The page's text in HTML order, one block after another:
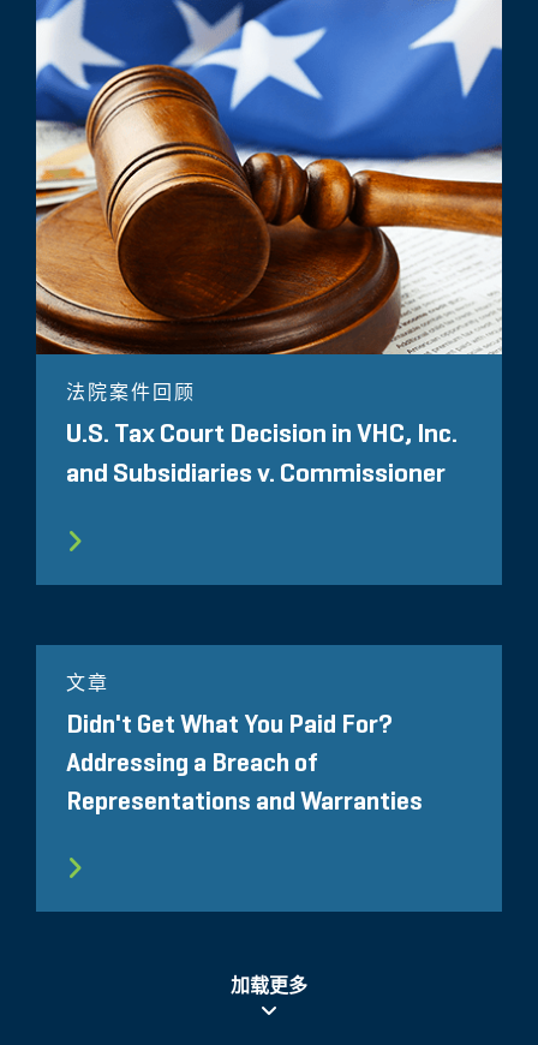
法院案件回顾
U.S. Tax Court Decision in VHC, Inc.
and Subsidiaries v. Commissioner
文章
Didn't Get What You Paid For?
Addressing a Breach of
Representations and Warranties
加载更多